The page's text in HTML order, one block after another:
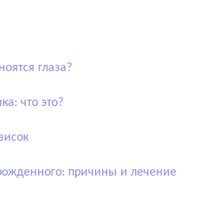
глаза?
что это?
причины и лечение